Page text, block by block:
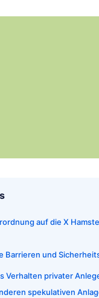
auf die X
Barrieren und
Verhalten privater
spekulativen